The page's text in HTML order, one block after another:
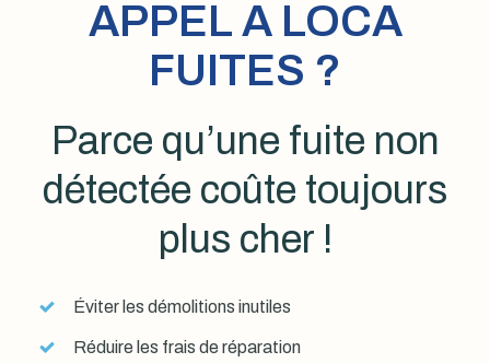
APPEL A LOCA
FUITES ?
Parce qu’une fuite non
détectée coûte toujours
plus cher !
Éviter les démolitions inutiles
Réduire les frais de réparation